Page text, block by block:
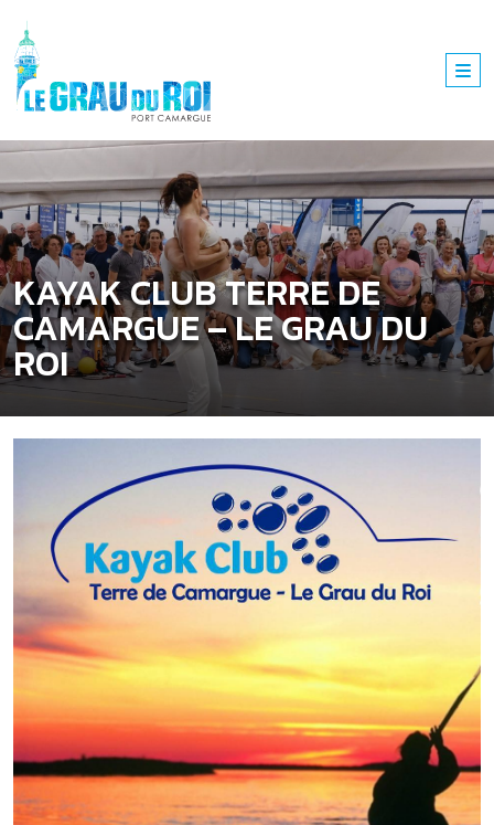
KAYAK CLUB TERRE DE
CAMARGUE – LE GRAU DU
ROI